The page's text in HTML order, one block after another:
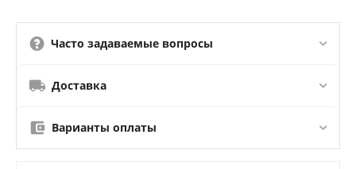
Часто задаваемые вопросы
Доставка
Варианты оплаты